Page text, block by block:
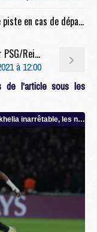
Mercato : Lewandowski possible piste en cas de départ de Mbappé (L'E)
Match : Groupe sans surprise ni jeunes pour PSG/Reims
à 12:00
de l'article sous les